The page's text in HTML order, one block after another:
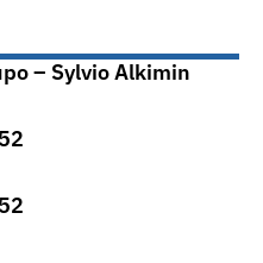
– Sylvio Alkimin